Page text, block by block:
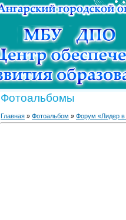
Фотоальбомы
Главная » Фотоальбом » Форум «Лидер в